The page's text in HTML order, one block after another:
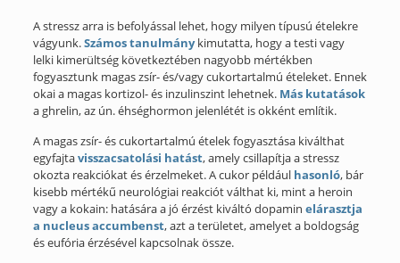
A stressz arra is befolyással lehet, hogy milyen típusú ételekre
vágyunk.Számos tanulmánykimutatta, hogy a testi vagy
lelki kimerültség következtében nagyobb mértékben
fogyasztunk magas zsír- és/vagy cukortartalmú ételeket. Ennek
okai a magas kortizol- és inzulinszint lehetnek. Más kutatások
a ghrelin, az ún. éhséghormon jelenlétét is okként említik.
A magas zsír- és cukortartalmú ételek fogyasztása kiválthat
egyfajtavisszacsatolási hatást, amely csillapítja a stressz
okozta reakciókat és érzelmeket. A cukor például hasonló, bár
kisebb mértékű neurológiai reakciót válthat ki, mint a heroin
vagy a kokain: hatására a jó érzést kiváltó dopamin elárasztja
a nucleus accumbenst, azt a területet, amelyet a boldogság
és eufória érzésével kapcsolnak össze.